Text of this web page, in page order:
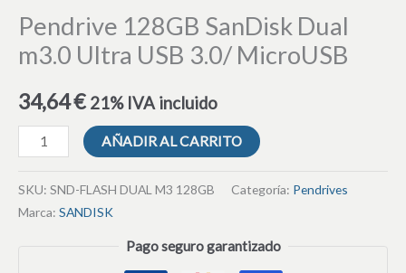
Pendrive 128GB SanDisk Dual
m3.0 Ultra USB 3.0/ MicroUSB
34,64€ 21% IVA incluido
AÑADIR AL CARRITO
SKU: SND-FLASH DUAL M3 128GB Categoría: Pendrives
Marca: SANDISK
Pago seguro garantizado